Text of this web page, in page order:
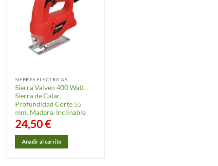
SIERRAS ELÉCTRICAS
Sierra Vaiven 400 Watt.
Sierra de Calar,
Profundidad Corte 55
mm. Madera. Inclinable
24,50€
Añadir al carrito